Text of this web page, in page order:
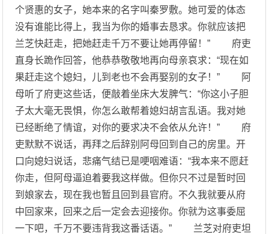
个贤惠的女子，她本来的名字叫秦罗敷。她可爱的体态
没有谁能比得上，我当为你的婚事去恳求。你就应该把
兰芝快赶走，把她赶走千万不要让她再停留！” 府吏
直身长跪作回答，他恭恭敬敬地再向母亲哀求：“现在如
果赶走这个媳妇，儿到老也不会再娶别的女子！” 阿
母听了府吏这些话，便敲着坐床大发脾气：“你这小子胆
子太大毫无畏惧，你怎么敢帮着媳妇胡言乱语。我对她
已经断绝了情谊，对你的要求决不会依从允许！” 府
吏默默不说话，再拜之后辞别阿母回到自己的房里。开
口向媳妇说话，悲痛气结已是哽咽难语：“我本来不愿赶
你走，但阿母逼迫着要我这样做。但你只不过是暂时回
到娘家去，现在我也暂且回到县官府。不久我就要从府
中回家来，回来之后一定会去迎接你。你就为这事委屈
一下吧，千万不要违背我这番话语。” 兰芝对府吏坦